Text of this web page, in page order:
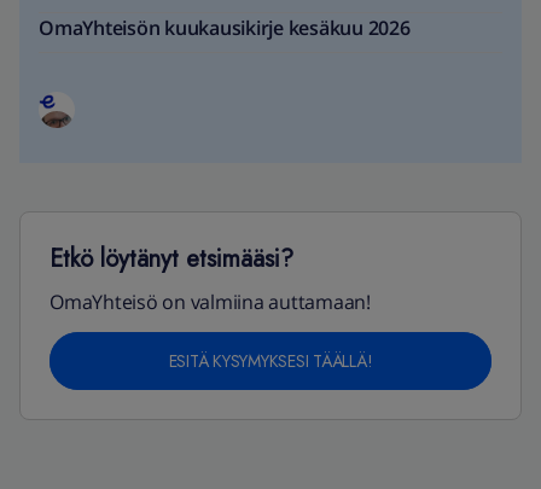
OmaYhteisön kuukausikirje kesäkuu 2026
Etkö löytänyt etsimääsi?
OmaYhteisö on valmiina auttamaan!
ESITÄ KYSYMYKSESI TÄÄLLÄ!